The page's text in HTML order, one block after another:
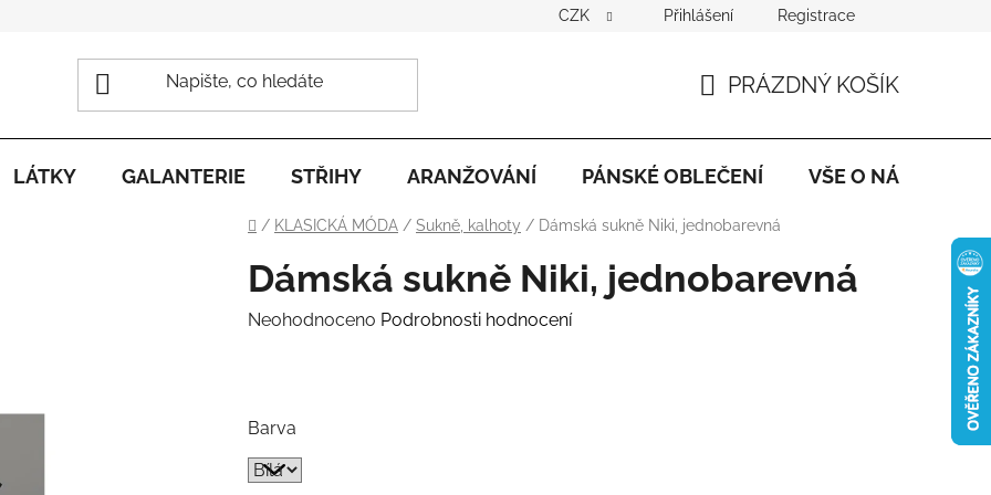
CZK Přihlášení Registrace
KOŠÍK
PRÁZDNÝ KOŠÍK
LÁTKY GALANTERIE STŘIHY ARANŽOVÁNÍ PÁNSKÉ OBLEČENÍ VŠE O NÁKUPU
Domů
/ KLASICKÁ MÓDA / Sukně, kalhoty / Dámská sukně Niki, jednobarevná
Dámská sukně Niki, jednobarevná
Průměrné
0,0
z
Neohodnoceno Podrobnosti hodnocení
Barva